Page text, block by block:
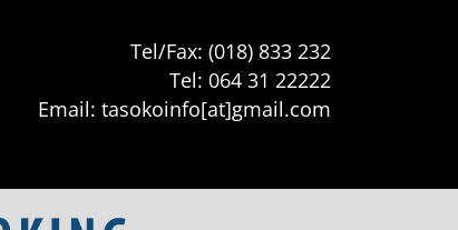
Tel/Fax: (018) 833 232
Tel: 064 31 22222
Email: tasokoinfo[at]gmail.com